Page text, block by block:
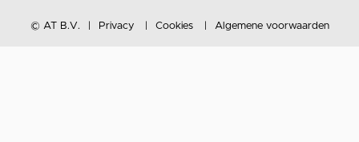
© AT B.V. Privacy Cookies Algemene voorwaarden